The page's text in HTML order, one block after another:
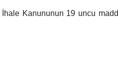
İhale Kanununun 19 uncu